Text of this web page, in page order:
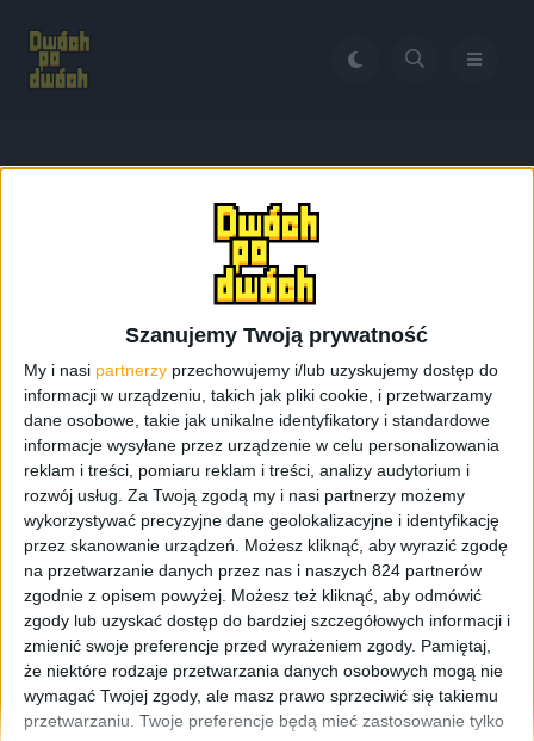
Szanujemy Twoją prywatność
My i nasi partnerzy przechowujemy i/lub uzyskujemy dostęp do
informacji w urządzeniu, takich jak pliki cookie, i przetwarzamy
dane osobowe, takie jak unikalne identyfikatory i standardowe
informacje wysyłane przez urządzenie w celu personalizowania
reklam i treści, pomiaru reklam i treści, analizy audytorium i
rozwój usług. Za Twoją zgodą my i nasi partnerzy możemy
wykorzystywać precyzyjne dane geolokalizacyjne i identyfikację
przez skanowanie urządzeń. Możesz kliknąć, aby wyrazić zgodę
na przetwarzanie danych przez nas i naszych 824 partnerów
zgodnie z opisem powyżej. Możesz też kliknąć, aby odmówić
zgody lub uzyskać dostęp do bardziej szczegółowych informacji i
zmienić swoje preferencje przed wyrażeniem zgody. Pamiętaj,
że niektóre rodzaje przetwarzania danych osobowych mogą nie
wymagać Twojej zgody, ale masz prawo sprzeciwić się takiemu
przetwarzaniu. Twoje preferencje będą mieć zastosowanie tylko
Samsung Gear 2 funkcje
Samsung Gear 2
funkcje